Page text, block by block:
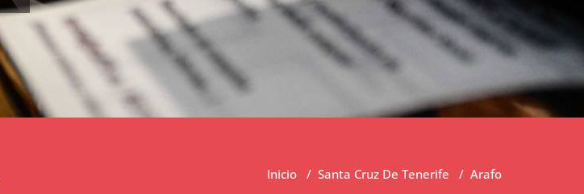
Inicio / Santa Cruz De Tenerife / Arafo